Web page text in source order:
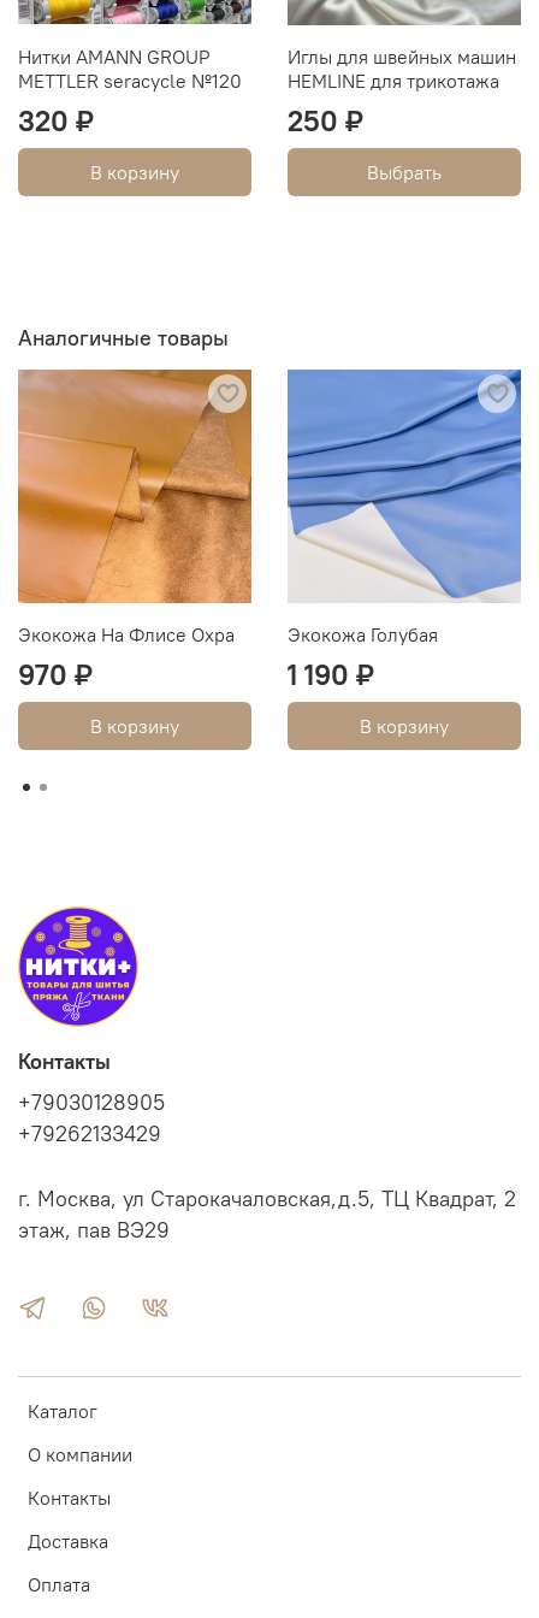
Нитки AMANN GROUP
METTLER seracycle №120
320 ₽
В корзину
Иглы для швейных машин
HEMLINE для трикотажа
250 ₽
Выбрать
Аналогичные товары
Экокожа На Флисе Охра
970 ₽
В корзину
Экокожа Голубая
1 190 ₽
В корзину
Каталог
О компании
Контакты
Доставка
Оплата
Контакты
+79030128905
+79262133429
г. Москва, ул Старокачаловская,д.5, ТЦ Квадрат, 2
этаж, пав ВЭ29